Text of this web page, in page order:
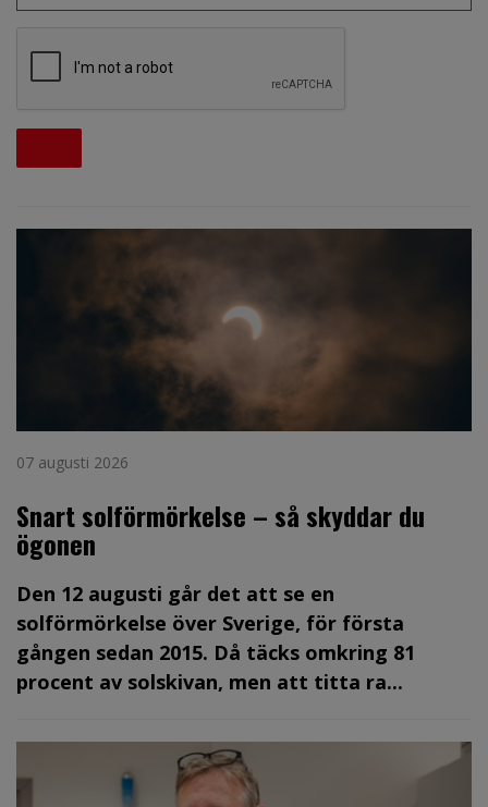
07 augusti 2026
Snart solförmörkelse – så skyddar du
ögonen
Den 12 augusti går det att se en
solförmörkelse över Sverige, för första
gången sedan 2015. Då täcks omkring 81
procent av solskivan, men att titta ra...